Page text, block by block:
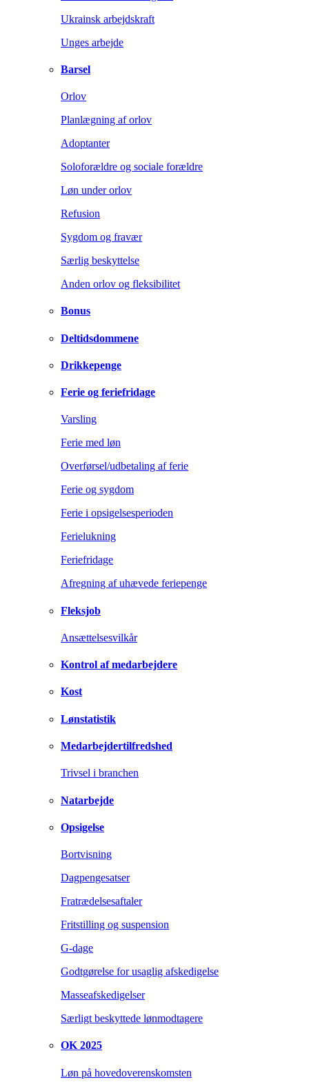
Ukrainsk arbejdskraft
Unges arbejde
Barsel
Orlov
Planlægning af orlov
Adoptanter
Soloforældre og sociale forældre
Løn under orlov
Refusion
Sygdom og fravær
Særlig beskyttelse
Anden orlov og fleksibilitet
Bonus
Deltidsdommene
Drikkepenge
Ferie og feriefridage
Varsling
Ferie med løn
Overførsel/udbetaling af ferie
Ferie og sygdom
Ferie i opsigelsesperioden
Ferielukning
Feriefridage
Afregning af uhævede feriepenge
Fleksjob
Ansættelsesvilkår
Kontrol af medarbejdere
Kost
Lønstatistik
Medarbejdertilfredshed
Trivsel i branchen
Natarbejde
Opsigelse
Bortvisning
Dagpengesatser
Fratrædelsesaftaler
Fritstilling og suspension
G-dage
Godtgørelse for usaglig afskedigelse
Masseafskedigelser
Særligt beskyttede lønmodtagere
OK 2025
Løn på hovedoverenskomsten